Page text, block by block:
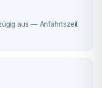
aus — Anfahrtszeit